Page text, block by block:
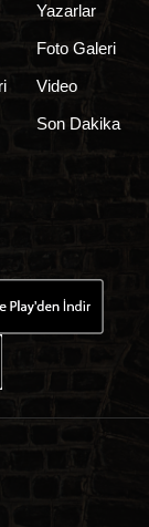
Yazarlar
Foto Galeri
Video
Son Dakika